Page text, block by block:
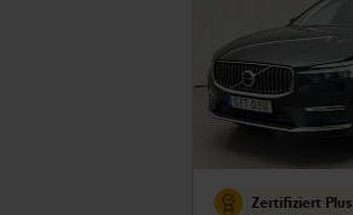
Zertifiziert Plus